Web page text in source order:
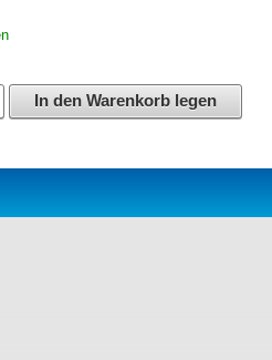
In den Warenkorb legen